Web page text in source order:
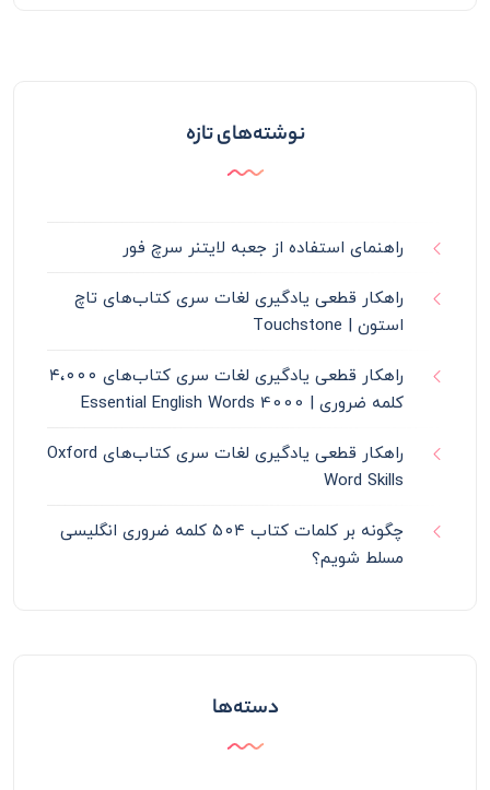
نوشته‌های تازه
راهنمای استفاده از جعبه لایتنر سرچ فور
راهکار قطعی یادگیری لغات سری کتاب‌های تاچ
استون | Touchstone
راهکار قطعی یادگیری لغات سری کتاب‌های ۴،۰۰۰
کلمه ضروری | 4000 Essential English Words
راهکار قطعی یادگیری لغات سری کتاب‌های Oxford
Word Skills
چگونه بر کلمات کتاب ۵۰۴ کلمه ضروری انگلیسی
مسلط شویم؟
دسته‌ها